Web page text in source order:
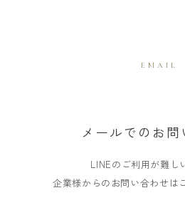
EMAIL
メールでのお問
LINEのご利用が難し
企業様からのお問い合わせは